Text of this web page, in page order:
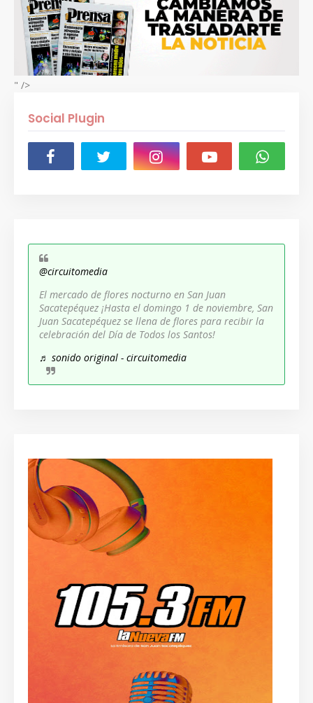
" />
Social Plugin
@circuitomedia
El mercado de flores nocturno en San Juan
Sacatepéquez ¡Hasta el domingo 1 de noviembre, San
Juan Sacatepéquez se llena de flores para recibir la
celebración del Día de Todos los Santos!
♬ sonido original - circuitomedia